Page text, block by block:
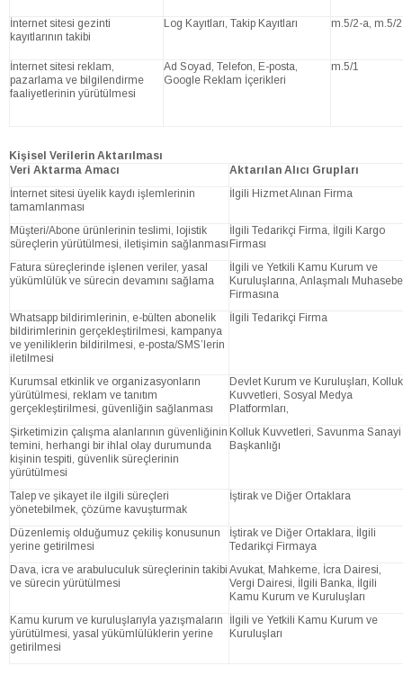
İnternet sitesi gezinti
kayıtlarının takibi
Log Kayıtları, Takip Kayıtları m.5/2-a, m.5/
İnternet sitesi reklam,
pazarlama ve bilgilendirme
faaliyetlerinin yürütülmesi
Ad Soyad, Telefon, E-posta,
Google Reklam İçerikleri
m.5/1
Kişisel Verilerin Aktarılması
Veri Aktarma Amacı
Aktarılan Alıcı Grupları
İnternet sitesi üyelik kaydı işlemlerinin
tamamlanması
İlgili Hizmet Alınan Firma
Müşteri/Abone ürünlerinin teslimi, lojistik
süreçlerin yürütülmesi, iletişimin sağlanması
İlgili Tedarikçi Firma, İlgili Kargo
Firması
Fatura süreçlerinde işlenen veriler, yasal
yükümlülük ve sürecin devamını sağlama
İlgili ve Yetkili Kamu Kurum ve
Kuruluşlarına, Anlaşmalı Muhasebe
Firmasına
Whatsapp bildirimlerinin, e-bülten abonelik
bildirimlerinin gerçekleştirilmesi, kampanya
ve yeniliklerin bildirilmesi, e-posta/SMS’lerin
iletilmesi
İlgili Tedarikçi Firma
Kurumsal etkinlik ve organizasyonların
yürütülmesi, reklam ve tanıtım
gerçekleştirilmesi, güvenliğin sağlanması
Devlet Kurum ve Kuruluşları, Kolluk
Kuvvetleri, Sosyal Medya
Platformları,
Şirketimizin çalışma alanlarının güvenliğinin
temini, herhangi bir ihlal olay durumunda
kişinin tespiti, güvenlik süreçlerinin
yürütülmesi
Kolluk Kuvvetleri, Savunma Sanayi
Başkanlığı
Talep ve şikayet ile ilgili süreçleri
yönetebilmek, çözüme kavuşturmak
İştirak ve Diğer Ortaklara
Düzenlemiş olduğumuz çekiliş konusunun
yerine getirilmesi
İştirak ve Diğer Ortaklara, İlgili
Tedarikçi Firmaya
Dava, icra ve arabuluculuk süreçlerinin takibi
ve sürecin yürütülmesi
Avukat, Mahkeme, İcra Dairesi,
Vergi Dairesi, İlgili Banka, İlgili
Kamu Kurum ve Kuruluşları
Kamu kurum ve kuruluşlarıyla yazışmaların
yürütülmesi, yasal yükümlülüklerin yerine
getirilmesi
İlgili ve Yetkili Kamu Kurum ve
Kuruluşları